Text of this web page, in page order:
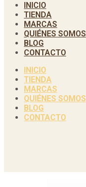
INICIO
TIENDA
MARCAS
QUIÉNES SOMOS
BLOG
CONTACTO
INICIO
TIENDA
MARCAS
QUIÉNES SOMOS
BLOG
CONTACTO